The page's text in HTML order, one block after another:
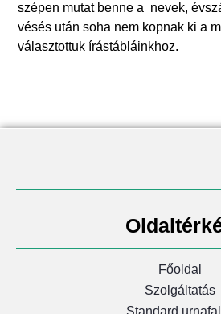
szépen mutat benne a nevek,
vésés után soha nem kopnak ki a
választottuk írástábláinkhoz.
Főoldal
Szolgáltatás
Standard